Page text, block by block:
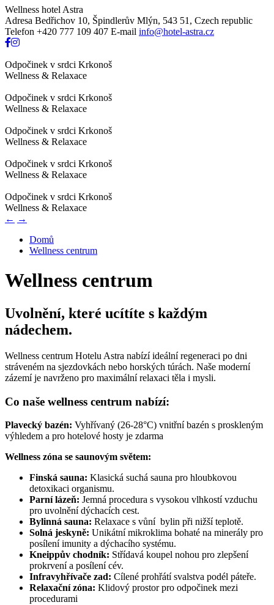
Wellness hotel Astra
Adresa Bedřichov 10, Špindlerův Mlýn, 543 51, Czech republic
Telefon +420 777 109 407 E-mail info@hotel-astra.cz
Odpočinek v srdci Krkonoš
Wellness & Relaxace
Odpočinek v srdci Krkonoš
Wellness & Relaxace
Odpočinek v srdci Krkonoš
Wellness & Relaxace
Odpočinek v srdci Krkonoš
Wellness & Relaxace
Odpočinek v srdci Krkonoš
Wellness & Relaxace
← →
Domů
Wellness centrum
Wellness centrum
Uvolnění, které ucítíte s každým
nádechem.
Wellness centrum Hotelu Astra nabízí ideální regeneraci po dni
stráveném na sjezdovkách nebo horských túrách. Naše moderní
zázemí je navrženo pro maximální relaxaci těla i mysli.
Co naše wellness centrum nabízí:
Plavecký bazén: Vyhřívaný (26-28°C) vnitřní bazén s proskleným
výhledem a pro hotelové hosty je zdarma
Wellness zóna se saunovým světem:
Finská sauna: Klasická suchá sauna pro hloubkovou
detoxikaci organismu.
Parní lázeň: Jemná procedura s vysokou vlhkostí vzduchu
pro uvolnění dýchacích cest.
Bylinná sauna: Relaxace s vůní bylin při nižší teplotě.
Solná jeskyně: Unikátní mikroklima bohaté na minerály pro
posílení imunity a dýchacího systému.
Kneippův chodník: Střídavá koupel nohou pro zlepšení
prokrvení a posílení cév.
Infravyhřívače zad: Cílené prohřátí svalstva podél páteře.
Relaxační zóna: Klidový prostor pro odpočinek mezi
procedurami